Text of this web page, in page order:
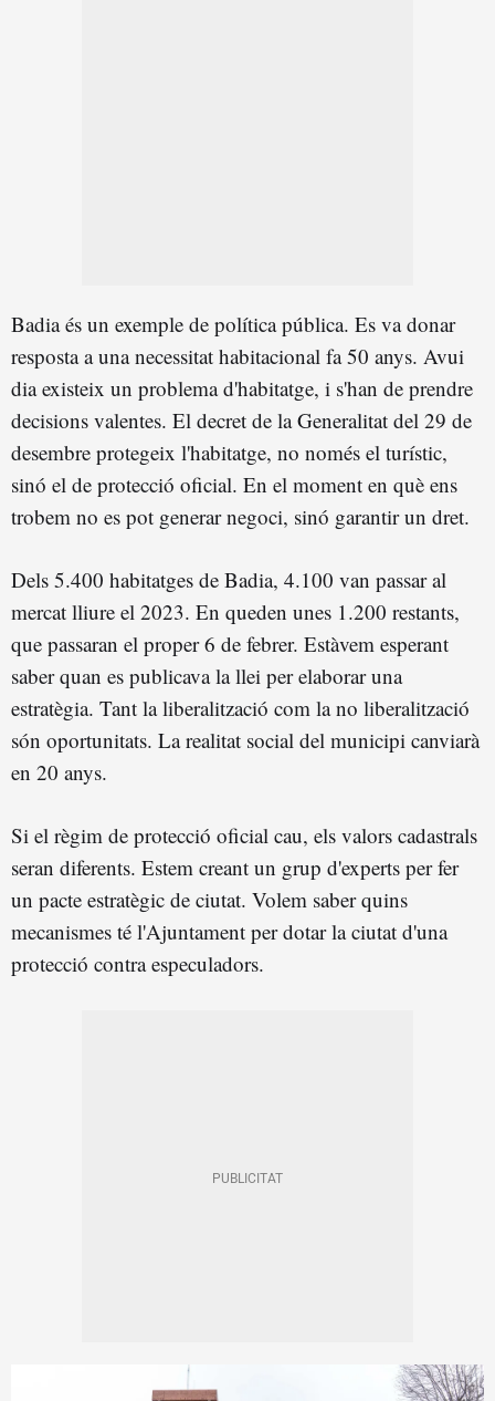
Badia és un exemple de política pública. Es va donar
resposta a una necessitat habitacional fa 50 anys. Avui
dia existeix un problema d'habitatge, i s'han de prendre
decisions valentes. El decret de la Generalitat del 29 de
desembre protegeix l'habitatge, no només el turístic,
sinó el de protecció oficial. En el moment en què ens
trobem no es pot generar negoci, sinó garantir un dret.
Dels 5.400 habitatges de Badia, 4.100 van passar al
mercat lliure el 2023. En queden unes 1.200 restants,
que passaran el proper 6 de febrer. Estàvem esperant
saber quan es publicava la llei per elaborar una
estratègia. Tant la liberalització com la no liberalització
són oportunitats. La realitat social del municipi canviarà
en 20 anys.
Si el règim de protecció oficial cau, els valors cadastrals
seran diferents. Estem creant un grup d'experts per fer
un pacte estratègic de ciutat. Volem saber quins
mecanismes té l'Ajuntament per dotar la ciutat d'una
protecció contra especuladors.